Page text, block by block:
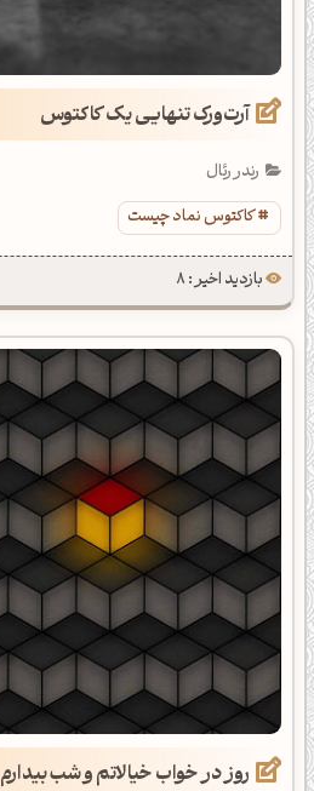
آرت‌ورک تنهایی یک کاکتوس
رندر رئال
کاکتوس نماد چیست
بازدید اخیر : 8
روز در خواب خیالاتم و شب بیدارم